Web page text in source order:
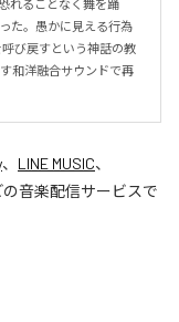
れることなく舞を踊
た。愚かに見える行為
呼び戻すという神話の教
和洋融合サウンドで再
、 LINE MUSIC、
の音楽配信サービスで